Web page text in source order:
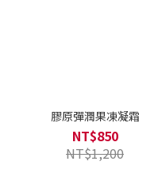
膠原彈潤果凍凝霜
NT$850
NT$1,200